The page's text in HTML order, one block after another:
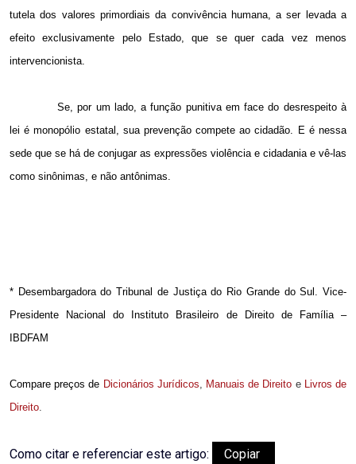
tutela dos valores primordiais da convivência humana, a ser levada a
efeito exclusivamente pelo Estado, que se quer cada vez menos
intervencionista.
Se, por um lado, a função punitiva em face do desrespeito à
lei é monopólio estatal, sua prevenção compete ao cidadão. E é nessa
sede que se há de conjugar as expressões violência e cidadania e vê-las
como sinônimas, e não antônimas.
* Desembargadora do Tribunal de Justiça do Rio Grande do Sul. Vice-
Presidente Nacional do Instituto Brasileiro de Direito de Família –
IBDFAM
Compare preços de Dicionários Jurídicos, Manuais de Direito e Livros de
Direito.
Como citar e referenciar este artigo:
Copiar